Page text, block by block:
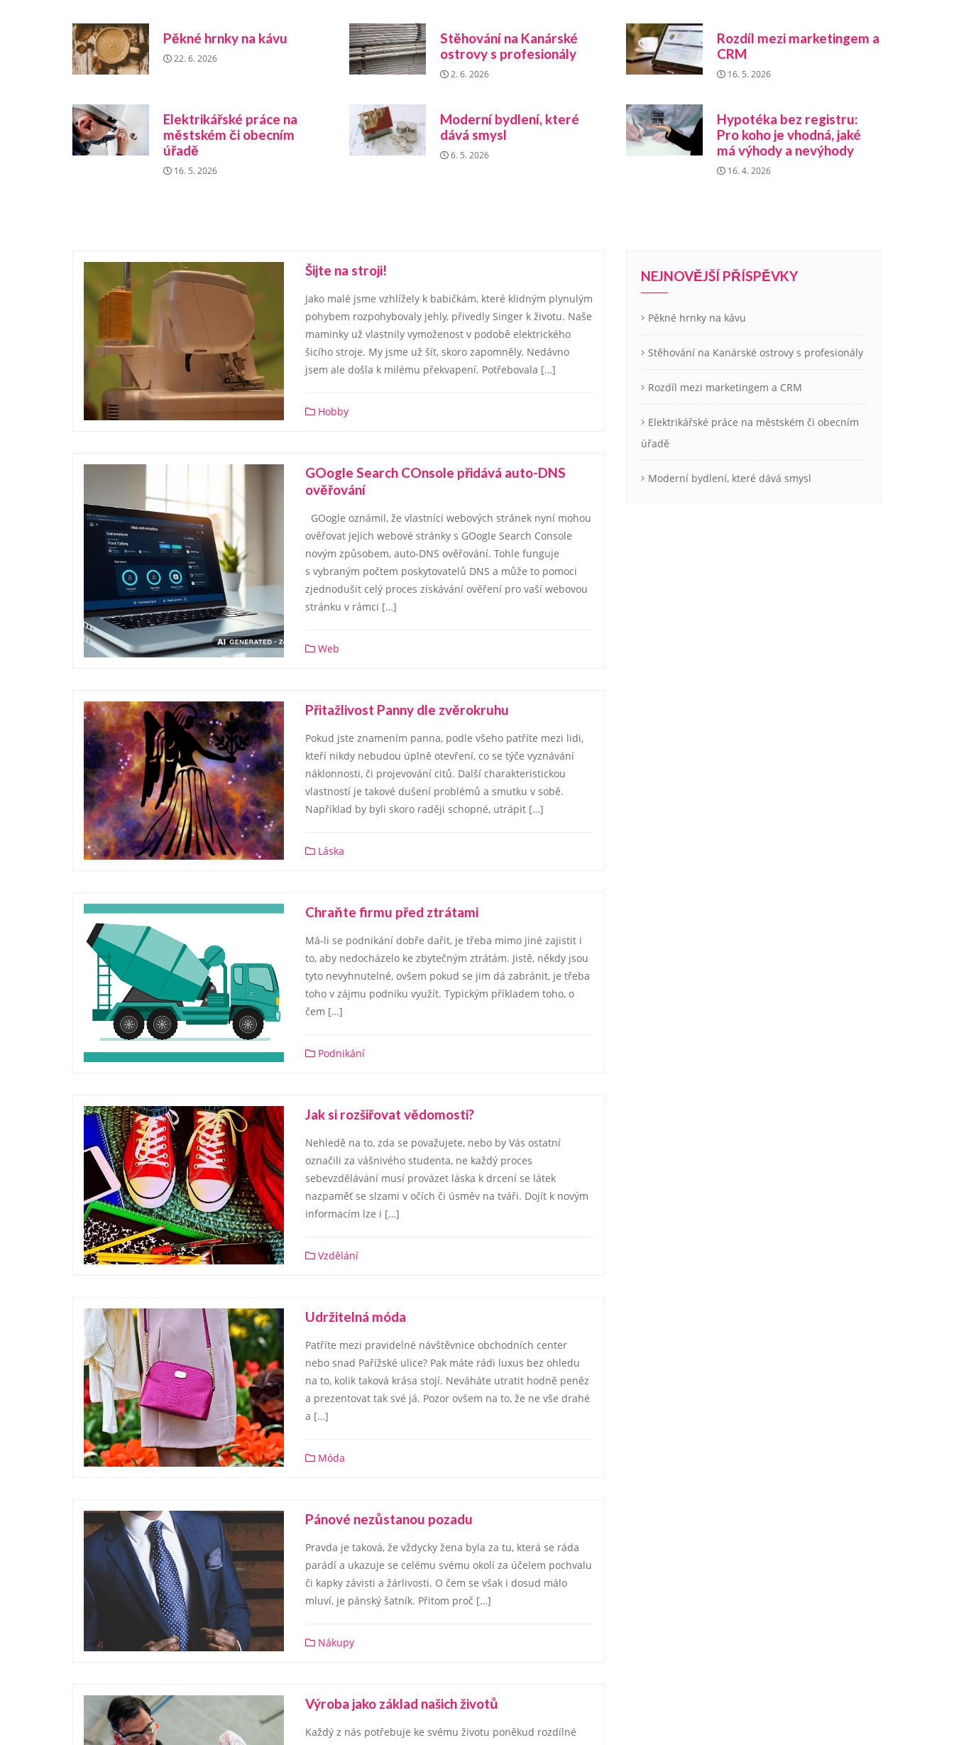
Pěkné hrnky na kávu
22. 6. 2026
Stěhování na Kanárské
ostrovy s profesionály
2. 6. 2026
Rozdíl mezi marketingem a
CRM
16. 5. 2026
Elektrikářské práce na
městském či obecním
úřadě
16. 5. 2026
Moderní bydlení, které
dává smysl
6. 5. 2026
Hypotéka bez registru:
Pro koho je vhodná, jaké
má výhody a nevýhody
16. 4. 2026
Šijte na stroji!
Jako malé jsme vzhlížely k babičkám, které klidným plynulým
pohybem rozpohybovaly jehly, přivedly Singer k životu. Naše
maminky už vlastnily vymoženost v podobě elektrického
šicího stroje. My jsme už šít, skoro zapomněly. Nedávno
jsem ale došla k milému překvapení. Potřebovala […]
Hobby
GOogle Search COnsole přidává auto-DNS
ověřování
GOogle oznámil, že vlastníci webových stránek nyní mohou
ověřovat jejich webové stránky s GOogle Search Console
novým způsobem, auto-DNS ověřování. Tohle funguje
s vybraným počtem poskytovatelů DNS a může to pomoci
zjednodušit celý proces získávání ověření pro vaší webovou
stránku v rámci […]
Web
Přitažlivost Panny dle zvěrokruhu
Pokud jste znamením panna, podle všeho patříte mezi lidi,
kteří nikdy nebudou úplně otevření, co se týče vyznávání
náklonnosti, či projevování citů. Další charakteristickou
vlastností je takové dušení problémů a smutku v sobě.
Například by byli skoro raději schopné, utrápit […]
Láska
Chraňte firmu před ztrátami
Má-li se podnikání dobře dařit, je třeba mimo jiné zajistit i
to, aby nedocházelo ke zbytečným ztrátám. Jistě, někdy jsou
tyto nevyhnutelné, ovšem pokud se jim dá zabránit, je třeba
toho v zájmu podniku využít. Typickým příkladem toho, o
čem […]
Podnikání
Jak si rozšiřovat vědomosti?
Nehledě na to, zda se považujete, nebo by Vás ostatní
označili za vášnivého studenta, ne každý proces
sebevzdělávání musí provázet láska k drcení se látek
nazpaměť se slzami v očích či úsměv na tváři. Dojít k novým
informacím lze i […]
Vzdělání
Udržitelná móda
Patříte mezi pravidelné návštěvnice obchodních center
nebo snad Pařížské ulice? Pak máte rádi luxus bez ohledu
na to, kolik taková krása stojí. Neváháte utratit hodně peněz
a prezentovat tak své já. Pozor ovšem na to, že ne vše drahé
a […]
Móda
Pánové nezůstanou pozadu
Pravda je taková, že vždycky žena byla za tu, která se ráda
parádí a ukazuje se celému svému okolí za účelem pochvalu
či kapky závisti a žárlivosti. O čem se však i dosud málo
mluví, je pánský šatník. Přitom proč […]
Nákupy
Výroba jako základ našich životů
Každý z nás potřebuje ke svému životu poněkud rozdílné
NEJNOVĚJŠÍ PŘÍSPĚVKY
Pěkné hrnky na kávu
Stěhování na Kanárské ostrovy s profesionály
Rozdíl mezi marketingem a CRM
Elektrikářské práce na městském či obecním
úřadě
Moderní bydlení, které dává smysl